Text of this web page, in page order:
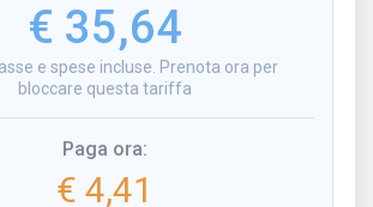
€ 35,64
e spese incluse. Prenota ora per
bloccare questa tariffa
Paga ora:
€ 4,41